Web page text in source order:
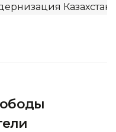
Казахстана